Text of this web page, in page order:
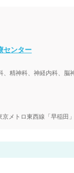
センター
精神科、神経内科、
メトロ東西線「早稲田